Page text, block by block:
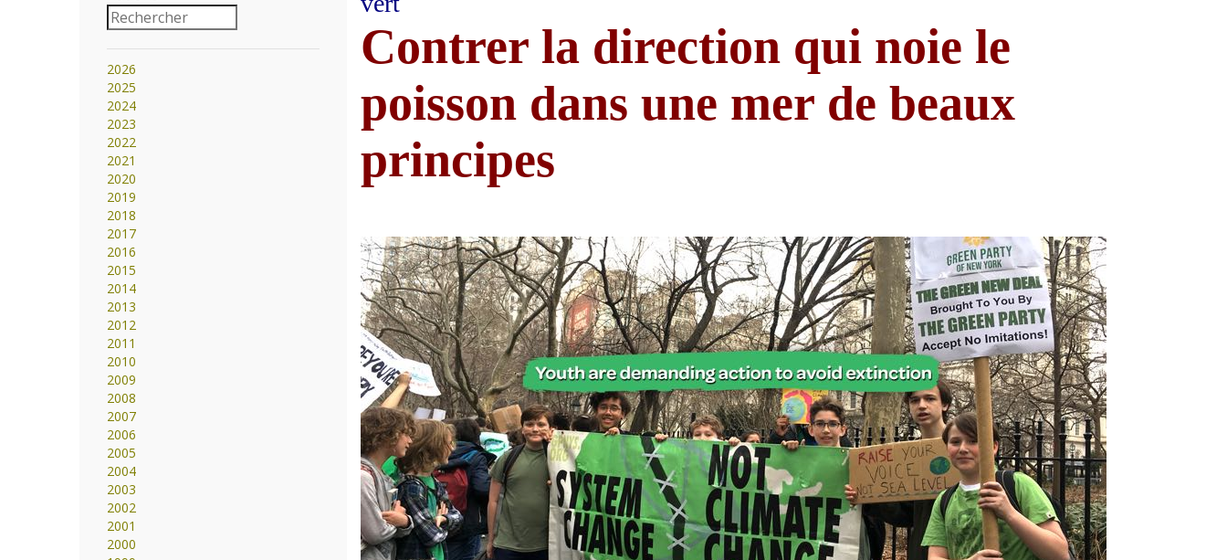
Contrer la direction qui noie le
poisson dans une mer de beaux
principes
2026
2025
2024
2023
2022
2021
2020
2019
2018
2017
2016
2015
2014
2013
2012
2011
2010
2009
2008
2007
2006
2005
2004
2003
2002
2001
2000